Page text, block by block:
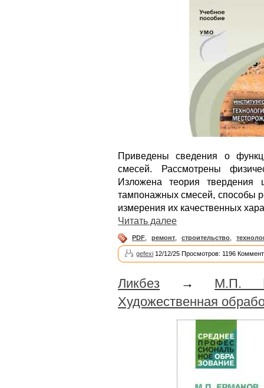
Приведены сведения о
смесей. Рассмотрены
Изложена теория твердения
тампонажных смесей, способы
измерения их качественных
Читать далее
PDF ремонт строительство
gefexi 12/12/25 Просмотров: 1196
Ликбез → М.П.
Художественная